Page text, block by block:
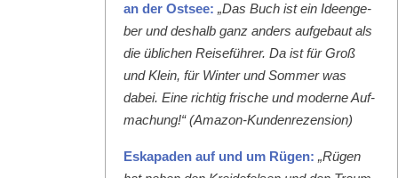
an der Ost­see: „Das Buch ist ein Ideenge­
ber und deshalb ganz anders aufge­baut als
die üblichen Reise­führer. Da ist für Groß
und Klein, für Win­ter und Som­mer was
dabei. Eine richtig frische und mod­erne Auf­
machung!“ (Ama­zon-Kun­den­rezen­sion)
Eska­paden auf und um Rügen: „Rügen